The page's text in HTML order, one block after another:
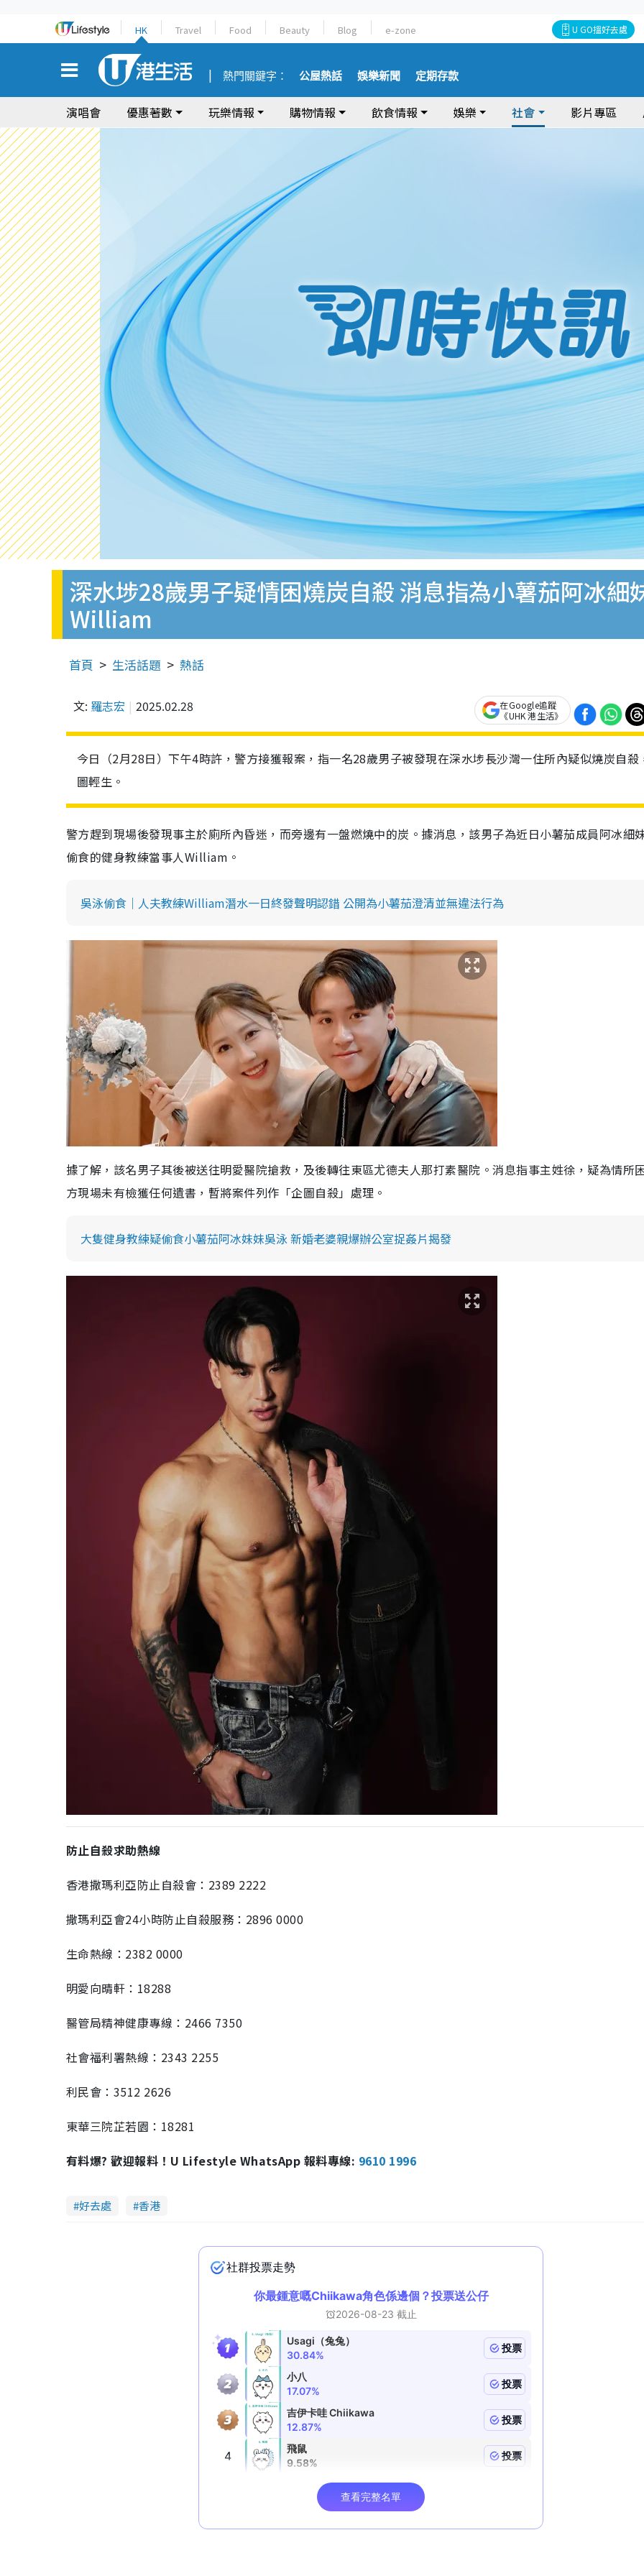
HK Travel Food Beauty Blog e-zone U GO搵好去處
熱門關鍵字： 公屋熱話 娛樂新聞 定期存款
演唱會 優惠著數 玩樂情報 購物情報 飲食情報 娛樂 社會 影片專區
深水埗28歲男子疑情困燒炭自殺 消息指為小薯茄阿冰細
William
首頁 生活話題 熱話
文: 羅志宏 2025.02.28
在Google追蹤
《UHK 港生活》
今日（2月28日）下午4時許，警方接獲報案，指一名28歲男子被發現在深水埗長沙灣一住所內疑似燒炭自殺
圖輕生。
警方趕到現場後發現事主於廁所內昏迷，而旁邊有一盤燃燒中的炭。據消息，該男子為近日小薯茄成員阿冰細
偷食的健身教練當事人William。
吳泳偷食｜人夫教練William潛水一日終發聲明認錯 公開為小薯茄澄清並無違法行為
據了解，該名男子其後被送往明愛醫院搶救，及後轉往東區尤德夫人那打素醫院。消息指事主姓徐，疑為情所
方現場未有檢獲任何遺書，暫將案件列作「企圖自殺」處理。
大隻健身教練疑偷食小薯茄阿冰妹妹吳泳 新婚老婆親爆辦公室捉姦片揭發
防止自殺求助熱線
香港撒瑪利亞防止自殺會：2389 2222
撒瑪利亞會24小時防止自殺服務：2896 0000
生命熱線：2382 0000
明愛向晴軒：18288
醫管局精神健康專線：2466 7350
社會福利署熱線：2343 2255
利民會：3512 2626
東華三院芷若園：18281
有料爆? 歡迎報料！U Lifestyle WhatsApp 報料專線: 9610 1996
好去處 香港